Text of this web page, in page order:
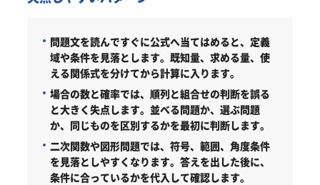
問題文を読んですぐに公式へ当てはめると、定義
域や条件を見落とします。既知量、求める量、使
える関係式を分けてから計算に入ります。
場合の数と確率では、順列と組合せの判断を誤る
と大きく失点します。並べる問題か、選ぶ問題
か、同じものを区別するかを最初に判断します。
二次関数や図形問題では、符号、範囲、角度条件
を見落としやすくなります。答えを出した後に、
条件に合っているかを代入して確認します。